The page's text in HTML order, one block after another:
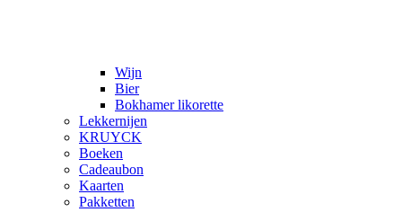
Wijn
Bier
Bokhamer likorette
Lekkernijen
KRUYCK
Boeken
Cadeaubon
Kaarten
Pakketten